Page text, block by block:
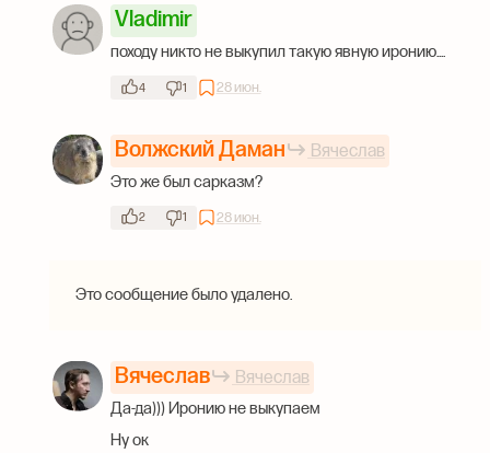
Vladimir
походу никто не выкупил такую явную иронию....
4 1 28 июн.
Волжский Даман
Вячеслав
Это же был сарказм?
2 1 28 июн.
Это сообщение было удалено.
Вячеслав
Вячеслав
Да-да))) Иронию не выкупаем
Ну ок